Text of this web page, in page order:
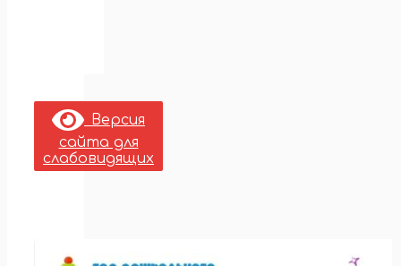
Версия
сайта для
слабовидящих